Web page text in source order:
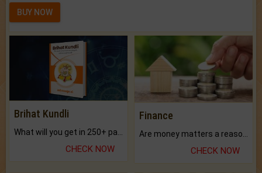
BUY NOW
Brihat Kundli
CHECK NOW
Finance
CHECK NOW